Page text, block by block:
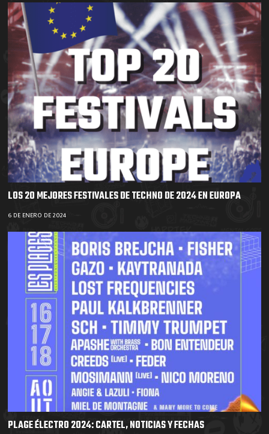
LOS 20 MEJORES FESTIVALES DE TECHNO DE 2024 EN EUROPA
6 DE ENERO DE 2024
PLAGE ÉLECTRO 2024: CARTEL, NOTICIAS Y FECHAS